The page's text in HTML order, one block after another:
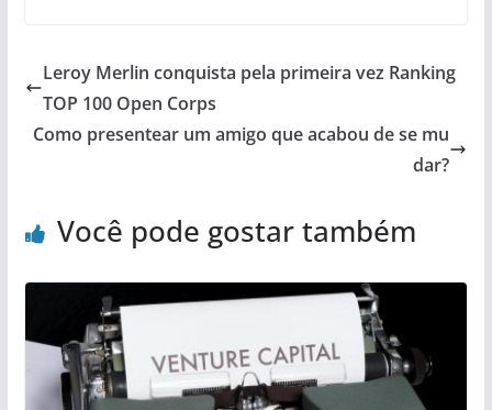
Leroy Merlin conquista pela primeira vez Ranking
TOP 100 Open Corps
Como presentear um amigo que acabou de se mu
dar?
Você pode gostar também